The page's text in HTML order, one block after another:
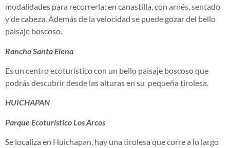
modalidades para recorrerla: en canastilla, con arnés, sentado
y de cabeza. Además de la velocidad se puede gozar del bello
paisaje boscoso.
Rancho Santa Elena
Es un centro ecoturístico con un bello paisaje boscoso que
podrás descubrir desde las alturas en su pequeña tirolesa.
HUICHAPAN
Parque Ecoturístico Los Arcos
Se localiza en Huichapan, hay una tirolesa que corre a lo largo